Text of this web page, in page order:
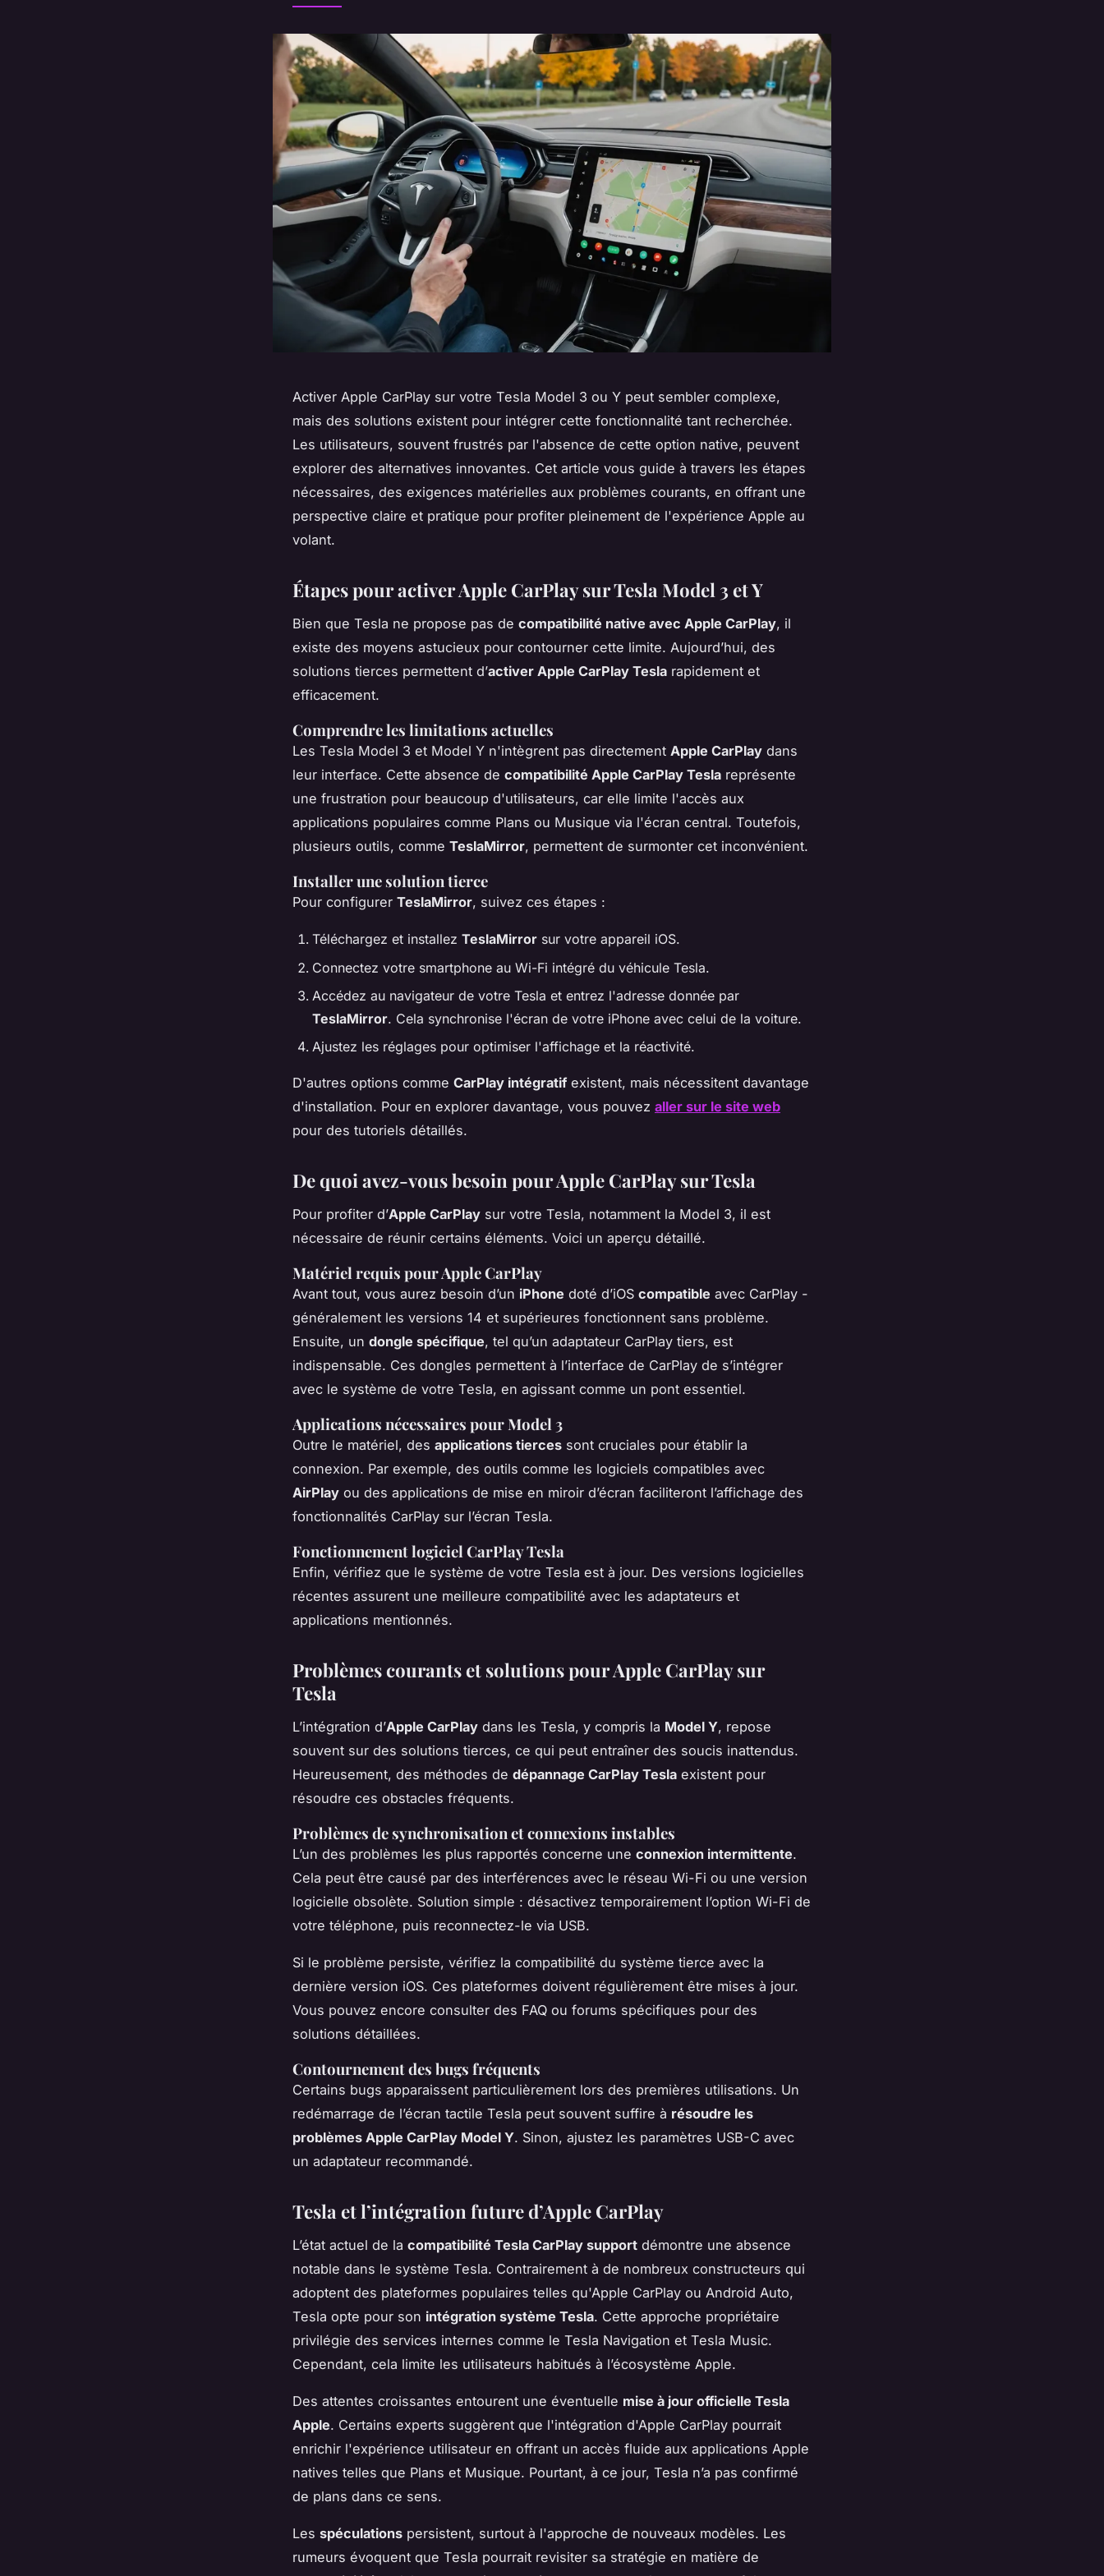
Activer Apple CarPlay sur votre Tesla Model 3 ou Y peut sembler complexe,
mais des solutions existent pour intégrer cette fonctionnalité tant recherchée.
Les utilisateurs, souvent frustrés par l'absence de cette option native, peuvent
explorer des alternatives innovantes. Cet article vous guide à travers les étapes
nécessaires, des exigences matérielles aux problèmes courants, en offrant une
perspective claire et pratique pour profiter pleinement de l'expérience Apple au
volant.
Étapes pour activer Apple CarPlay sur Tesla Model 3 et Y
Bien que Tesla ne propose pas de compatibilité native avec Apple CarPlay, il
existe des moyens astucieux pour contourner cette limite. Aujourd’hui, des
solutions tierces permettent d’activer Apple CarPlay Tesla rapidement et
efficacement.
Comprendre les limitations actuelles
Les Tesla Model 3 et Model Y n'intègrent pas directement Apple CarPlay dans
leur interface. Cette absence de compatibilité Apple CarPlay Tesla représente
une frustration pour beaucoup d'utilisateurs, car elle limite l'accès aux
applications populaires comme Plans ou Musique via l'écran central. Toutefois,
plusieurs outils, comme TeslaMirror, permettent de surmonter cet inconvénient.
Installer une solution tierce
Pour configurer TeslaMirror, suivez ces étapes :
Téléchargez et installez TeslaMirror sur votre appareil iOS.
Connectez votre smartphone au Wi-Fi intégré du véhicule Tesla.
Accédez au navigateur de votre Tesla et entrez l'adresse donnée par
TeslaMirror. Cela synchronise l'écran de votre iPhone avec celui de la voiture.
Ajustez les réglages pour optimiser l'affichage et la réactivité.
D'autres options comme CarPlay intégratifexistent, mais nécessitent davantage
d'installation. Pour en explorer davantage, vous pouvez aller sur le site web
pour des tutoriels détaillés.
De quoi avez-vous besoin pour Apple CarPlay sur Tesla
Pour profiter d’Apple CarPlay sur votre Tesla, notamment la Model 3, il est
nécessaire de réunir certains éléments. Voici un aperçu détaillé.
Matériel requis pour Apple CarPlay
Avant tout, vous aurez besoin d’un iPhone doté d’iOS compatible avec CarPlay -
généralement les versions 14 et supérieures fonctionnent sans problème.
Ensuite, un dongle spécifique, tel qu’un adaptateur CarPlay tiers, est
indispensable. Ces dongles permettent à l’interface de CarPlay de s’intégrer
avec le système de votre Tesla, en agissant comme un pont essentiel.
Applications nécessaires pour Model 3
Outre le matériel, des applications tierces sont cruciales pour établir la
connexion. Par exemple, des outils comme les logiciels compatibles avec
AirPlay ou des applications de mise en miroir d’écran faciliteront l’affichage des
fonctionnalités CarPlay sur l’écran Tesla.
Fonctionnement logiciel CarPlay Tesla
Enfin, vérifiez que le système de votre Tesla est à jour. Des versions logicielles
récentes assurent une meilleure compatibilité avec les adaptateurs et
applications mentionnés.
Problèmes courants et solutions pour Apple CarPlay sur
Tesla
L’intégration d’Apple CarPlay dans les Tesla, y compris la Model Y, repose
souvent sur des solutions tierces, ce qui peut entraîner des soucis inattendus.
Heureusement, des méthodes de dépannage CarPlay Tesla existent pour
résoudre ces obstacles fréquents.
Problèmes de synchronisation et connexions instables
L’un des problèmes les plus rapportés concerne une connexion intermittente.
Cela peut être causé par des interférences avec le réseau Wi-Fi ou une version
logicielle obsolète. Solution simple : désactivez temporairement l’option Wi-Fi de
votre téléphone, puis reconnectez-le via USB.
Si le problème persiste, vérifiez la compatibilité du système tierce avec la
dernière version iOS. Ces plateformes doivent régulièrement être mises à jour.
Vous pouvez encore consulter des FAQ ou forums spécifiques pour des
solutions détaillées.
Contournement des bugs fréquents
Certains bugs apparaissent particulièrement lors des premières utilisations. Un
redémarrage de l’écran tactile Tesla peut souvent suffire à résoudre les
problèmes Apple CarPlay Model Y. Sinon, ajustez les paramètres USB-C avec
un adaptateur recommandé.
Tesla et l’intégration future d’Apple CarPlay
L’état actuel de la compatibilité Tesla CarPlay support démontre une absence
notable dans le système Tesla. Contrairement à de nombreux constructeurs qui
adoptent des plateformes populaires telles qu'Apple CarPlay ou Android Auto,
Tesla opte pour son intégration système Tesla. Cette approche propriétaire
privilégie des services internes comme le Tesla Navigation et Tesla Music.
Cependant, cela limite les utilisateurs habitués à l’écosystème Apple.
Des attentes croissantes entourent une éventuelle mise à jour officielle Tesla
Apple. Certains experts suggèrent que l'intégration d'Apple CarPlay pourrait
enrichir l'expérience utilisateur en offrant un accès fluide aux applications Apple
natives telles que Plans et Musique. Pourtant, à ce jour, Tesla n’a pas confirmé
de plans dans ce sens.
Les spéculations persistent, surtout à l'approche de nouveaux modèles. Les
rumeurs évoquent que Tesla pourrait revisiter sa stratégie en matière de